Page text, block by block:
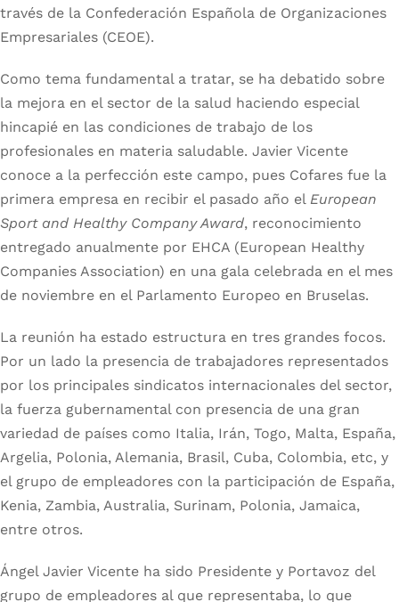
través de la Confederación Española de Organizaciones
Empresariales (CEOE).
Como tema fundamental a tratar, se ha debatido sobre
la mejora en el sector de la salud haciendo especial
hincapié en las condiciones de trabajo de los
profesionales en materia saludable. Javier Vicente
conoce a la perfección este campo, pues Cofares fue la
primera empresa en recibir el pasado año el European
Sport and Healthy Company Award, reconocimiento
entregado anualmente por EHCA (European Healthy
Companies Association) en una gala celebrada en el mes
de noviembre en el Parlamento Europeo en Bruselas.
La reunión ha estado estructura en tres grandes focos.
Por un lado la presencia de trabajadores representados
por los principales sindicatos internacionales del sector,
la fuerza gubernamental con presencia de una gran
variedad de países como Italia, Irán, Togo, Malta, España,
Argelia, Polonia, Alemania, Brasil, Cuba, Colombia, etc, y
el grupo de empleadores con la participación de España,
Kenia, Zambia, Australia, Surinam, Polonia, Jamaica,
entre otros.
Ángel Javier Vicente ha sido Presidente y Portavoz del
grupo de empleadores al que representaba, lo que